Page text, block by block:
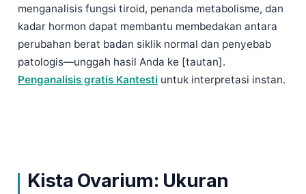
menganalisis fungsi tiroid, penanda metabolisme, dan
kadar hormon dapat membantu membedakan antara
perubahan berat badan siklik normal dan penyebab
patologis—unggah hasil Anda ke [tautan].
Penganalisis gratis Kantesti untuk interpretasi instan.
Kista Ovarium: Ukuran
Español
Română
简体中文
فارسی
Български